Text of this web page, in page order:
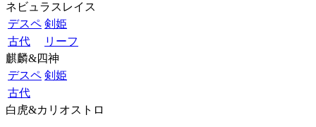
ネビュラスレイス
デスペ 剣姫
古代
リーフ
麒麟&四神
デスペ 剣姫
古代
白虎&カリオストロ